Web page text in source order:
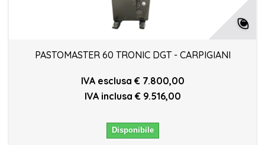
PASTOMASTER 60 TRONIC DGT - CARPIGIANI
IVA esclusa € 7.800,00
IVA inclusa € 9.516,00
Disponibile